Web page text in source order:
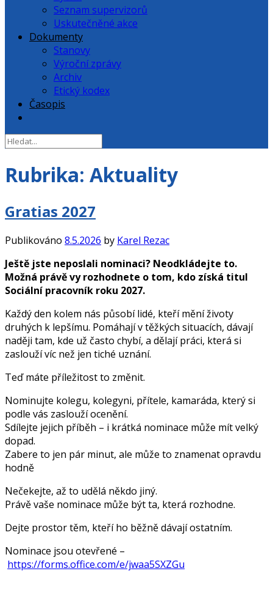
Seznam supervizorů
Uskutečněné akce
Dokumenty
Stanovy
Výroční zprávy
Archiv
Etický kodex
Časopis
Rubrika: Aktuality
Gratias 2027
Publikováno 8.5.2026 by Karel Rezac
Ještě jste neposlali nominaci? Neodkládejte to.
Možná právě vy rozhodnete o tom, kdo získá titul
Sociální pracovník roku 2027.
Každý den kolem nás působí lidé, kteří mění životy
druhých k lepšímu. Pomáhají v těžkých situacích, dávají
naději tam, kde už často chybí, a dělají práci, která si
zaslouží víc než jen tiché uznání.
Teď máte příležitost to změnit.
Nominujte kolegu, kolegyni, přítele, kamaráda, který si
podle vás zaslouží ocenění.
Sdílejte jejich příběh – i krátká nominace může mít velký
dopad.
Zabere to jen pár minut, ale může to znamenat opravdu
hodně
Nečekejte, až to udělá někdo jiný.
Právě vaše nominace může být ta, která rozhodne.
Dejte prostor těm, kteří ho běžně dávají ostatním.
Nominace jsou otevřené –
https://forms.office.com/e/jwaa5SXZGu